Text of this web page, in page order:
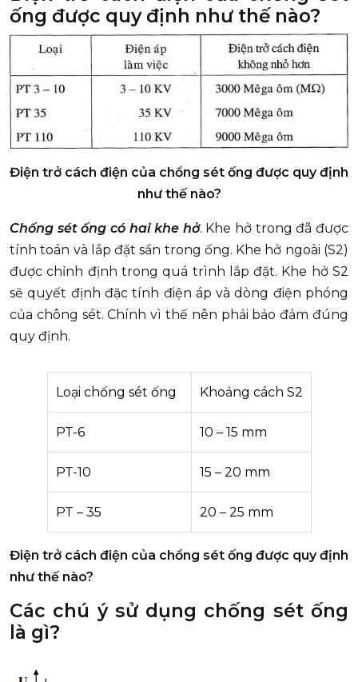
ống được quy định như thế nào?
Điện trở cách điện của chổng sét ống được quy định
như thế nào?
Chống sét ống có hai khe hở. Khe hở trong đã được
tính toán và lắp đặt sẩn trong ống. Khe hở ngoài (S2)
được chỉnh định trong quá trình lắp đặt. Khe hở S2
sẽ quyết định đặc tính điện áp và dòng điện phóng
của chông sét. Chính vì thế nên phải bảo đảm đúng
quy định.
Loại chống sét ống Khoảng cách S2
PT-6 10 – 15 mm
PT-10 15 – 20 mm
PT – 35 20 – 25 mm
Điện trở cách điện của chổng sét ống được quy định
như thế nào?
Các chú ý sử dụng chống sét ống
là gì?